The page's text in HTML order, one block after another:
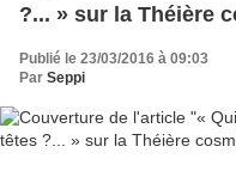
?... » sur la Théière
Publié le 23/03/2016 à 09:03
Par Seppi